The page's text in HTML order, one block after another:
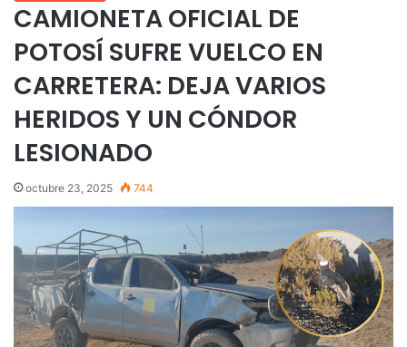
CAMIONETA OFICIAL DE
POTOSÍ SUFRE VUELCO EN
CARRETERA: DEJA VARIOS
HERIDOS Y UN CÓNDOR
LESIONADO
octubre 23, 2025 744